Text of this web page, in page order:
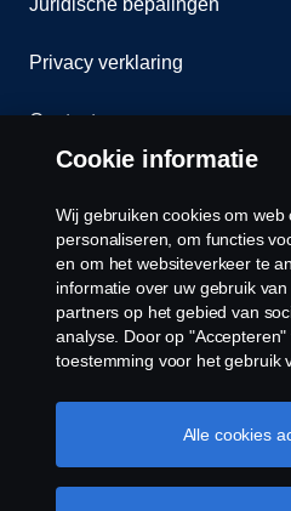
Juridische bepalingen
Privacy verklaring
Contact
Cookiebeleid
Cookies
Cookie informatie
Wij gebruiken cookies om
personaliseren, om functies
en om het websiteverkeer te
informatie over uw gebruik
partners op het gebied van
analyse. Door op
toestemming voor het gebruik
door op "Cookie Instellingen" te
categorieën te selecteren die
Alle cookies